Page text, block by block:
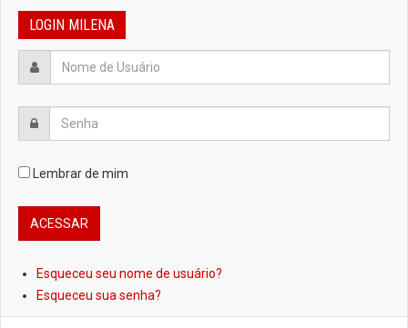
LOGIN MILENA
Lembrar de mim
Esqueceu seu nome de usuário?
Esqueceu sua senha?